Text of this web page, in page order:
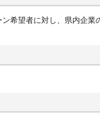
希望者に対し、県内企